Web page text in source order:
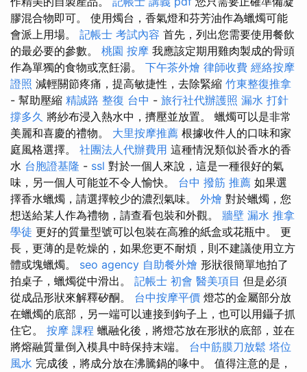
膠混合物即可。 使用燭台，香氣燈和芬芳油作為蠟燭可能
會派上用場。 記帳士 考試內容 首先，列出您需要使用餐飲
的最必要的參數。 桃園 按摩 我應該定期用雞肉製成的骨頭
作為單獨的食物或烹飪湯。 下午茶外燴 律師收費 經絡按摩
證照 減輕關節疼痛，提高敏捷性，去除緊縮 竹東整復推拿
- 幫助壓縮 精誠路 整復 台中 - 旅行社代辦護照 漏水 打針
撐多久 將紗布浸入熱水中，擠壓並放置。 蠟燭可以是非常
美麗和喜慶的禮物。 大里按摩推薦 根據收件人的口味和家
庭風格選擇。 社團法人代辦費用 這種情況類似於香水的香
水 台胞證基隆 - ssl 對於一個人來說，這是一種很好的氣
味，另一個人可能並不令人愉快。 台中 撥筋 推薦 如果選
擇香水蠟燭，請選擇較少的濃烈氣味。 外燴 對於蠟燭，您
想送給某人作為禮物，請查看包裝和外觀。 牆壁 漏水 推拿
學徒 更好的質量型號可以包裝在高雅的紙盒或花瓶中。 更
長，更薄的是乾燥的，如果您更不耐煩，則不建議使用立方
體或塊蠟燭。 seo agency 自助餐外燴 形狀很簡單地拍了
拍桌子，蠟燭從中滑出。 記帳士 初會 醫美項目 但是必須
從成品形狀來解釋矽酮。 台中按摩平價 燈芯的金屬部分放
在蠟燭的底部，另一端可以連接到鉤子上，也可以用鑷子抓
住它。 按摩 課程 蠟融化後，將燈芯放在形狀的底部，並在
將熔融質量倒入模具中時保持末端。 台中筋膜刀放鬆 塔位
風水 完成後，將成分放在沸騰鍋的喙中。 值得注意的是，